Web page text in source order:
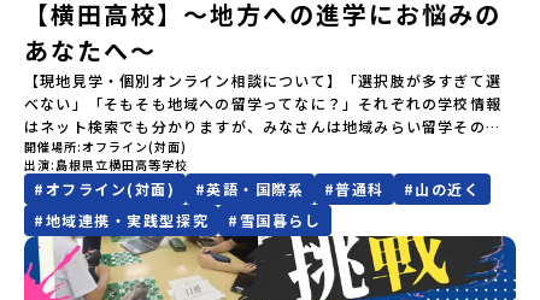
越えて生徒一人ひとりの夢や価値観に合った地域・学校で1〜3年間
過ごすことができるシステム「地域みらい留学」をはじめとした、
教育事業や地域活性モデルをつくり続けています。名 称：一般財
団法人地域・教育魅力化プラットフォーム設 立：2017年3月代表
者：岩本 悠所在地：〒690-0842 島根県松江市東本町二丁目25-6
みらいBASE2階 その他所在地公式HP：http://c-platform.or.jp/
お問い合わせ先担当：小川・小原E-mail：info@miratabi.jp「お
ためし地域留学体験」のプログラム開催情報を公式LINEにて配信
中！ぜひご登録ください♪地域みらい留学公式LINE
ていただきます。当選確認フォームの期日までにご回答いただけな
い場合は、当選を取り消しとさせていただきます。当選取り消しが
あった場合は、繰り上げ当選者へご連絡させていただきます。登録
メールアドレスの変更をご希望の場合は下記の地域みらい留学公式
LINEよりご連絡をお願いします。※受信制限設定をしていると、通
知メールをお受け取りいただけません。その場合は、
「@miratabi.jp」からのメールを受信できるよう設定をお願いいた
します。※結果に関する個別のお問合せにはお答えしておりません
ので、ご了承ください。・お申し込みについてお申込はお一人様1回
限りです。PC・スマートフォンからお申込ください。申込後の内容
変更はできません。お申込時は、メールアドレスの入力間違いにご
注意ください。・宿泊について１室に複数(同性2～4名程度)で宿泊
mirai.jp/events/091247お気軽にどうぞ！「はじめての一人旅だ
けど大丈夫？」「どんな体験ができるの？」そんな保護者様の不安
や、中学生のみなさんの素朴な疑問にスタッフが直接お答えしま
す。チャットでの質問も可能ですので、ぜひご自宅からリラックス
してご参加ください。▼お申し込み前に必ずご確認ください・参加
規約への同意プログラムへの参加申し込みいただく前に、「お申し
込みに関する各規約」への同意が必須となります。ご確認くださ
い。・抽選による参加者決定についてお申込みいただいた方の中か
ら抽選の上、締め切り日から1週間を目途に、お申し込み時に記入い
ただいたメールアドレス宛に「当選／落選メール」をお送りいたし
ます。当選者は、メールに記載された「当選確認フォーム」に3日以
内に回答いただき、確認フォームの提出をもって参加確定とさせて
を楽しみ、高校での活動のイメージをもつことができる絶好の機
会！この地域でしか味わえない豊かな体験をぜひ楽しんでください
🎵体験のおすすめポイント体験プログラム内容（予定）＜1日目＞
（PM）「オリエンテーション」「地熱染色・発電所見学」 -八幡
平市の自然を知る -地球のチカラを使ったアートづくり「ペンショ
ンで夕食」「1日目の振り返り」「星空観察」※希望者＜2日目＞
（AM）「平舘（たいらだて）高校見学」 -高校生活をイメージし
よう「郷土料理・BBQ」 -高校生・地元の方と交流を深める
（PM）「“八幡平市”体感ワークショップ」 -あけびづるで表札づく
り -学校周辺散策「ペンションで夕食」「2日目の振り返り」 -みん
なで振り返り対話＜3日目＞（AM）「大更駅複合施設の見学」「振
り返りワークショップ」 -個人での振り返り -グループでの振り
返り「お土産・昼食」（PM） 解散 ※天候の状況や参加人数によっ
4,600人の町。東の水平線の奥に見えるのは北方領土の国後島（くな
しりとう）、西には世界遺産に認定されている秘境・知床半島（し
れとこはんとう）、鶴や白鳥など珍しい野鳥の宝庫である野付半島
（のつけはんとう）をながめることができ、ミルクの里の牧草地が
広がる牛の酪農（らくのう）もさかんで、海と緑と川の自然と生き
物が豊かな町です！標津町はさらに「鮭（さけ）の聖地」としても
有名。江戸時代には将軍家にも贈られたほどで、今では「日本遺
産」に登録されています。一万年前から続く伝統的な「鮭」の産業
とともに人々の豊かな暮らしがあります。一万年前の縄文時代か
ら、人々の間で大切に守り受け継がれ、厳しい大自然と向き合い、
山・海・川がもたらす恵みに深く感謝しながら生きていく姿勢は今
も息づく「命の循環」です。日本遺産にも認定されている「サケ」
【横田高校】～地方への進学にお悩みの
あなたへ～
【現地見学・個別オンライン相談について】「選択肢が多すぎて選
べない」「そもそも地域への留学ってなに？」それぞれの学校情報
はネット検索でも分かりますが、みなさんは地域みらい留学そのも
のをイメージできていますか？地域みらい留学がスタートする前か
ら県外生を積極的に受け入れてきた横田高校。本校では、これまで
100名以上（毎年10名程度）の「みらい留学生」を受け入れてきま
した。そんな全国トップクラスの受け入れ実績校へ気軽に「今の気
持ち」を話してみませんか？横田高校は、（本校への進学希望でな
くても）みなさんの地域みらい留学をサポートします！～個別相談
の流れ～①「横田高校に相談」←こちらをクリック②質問事項をチ
開催場所 オフライン(対面)
出演 島根県立横田高等学校
#オフライン(対面) #英語・国際系 #普通科 #山の近く
#地域連携・実践型探究 #雪国暮らし